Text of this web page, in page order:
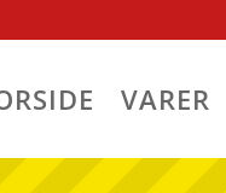
VARER